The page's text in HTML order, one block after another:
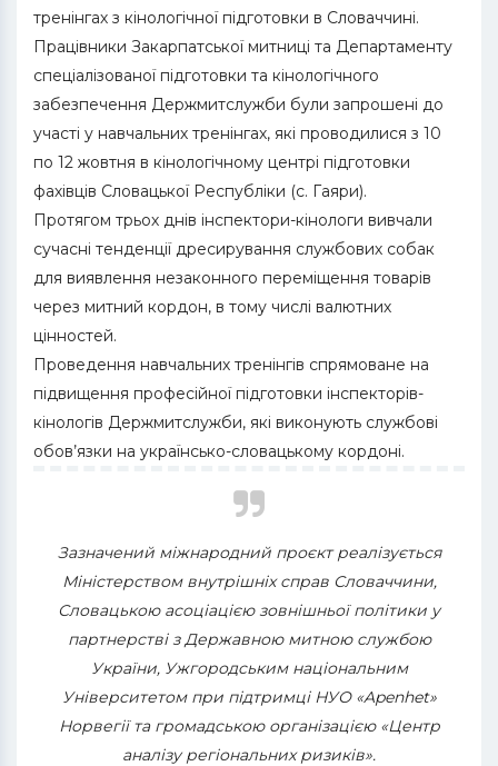
тренінгах з кінологічної підготовки в Словаччині.
Працівники Закарпатської митниці та Департаменту
спеціалізованої підготовки та кінологічного
забезпечення Держмитслужби були запрошені до
участі у навчальних тренінгах, які проводилися з 10
по 12 жовтня в кінологічному центрі підготовки
фахівців Словацької Республіки (с. Гаяри).
Протягом трьох днів інспектори-кінологи вивчали
сучасні тенденції дресирування службових собак
для виявлення незаконного переміщення товарів
через митний кордон, в тому числі валютних
цінностей.
Проведення навчальних тренінгів спрямоване на
підвищення професійної підготовки інспекторів-
кінологів Держмитслужби, які виконують службові
обов’язки на українсько-словацькому кордоні.
Зазначений міжнародний проєкт реалізується
Міністерством внутрішніх справ Словаччини,
Словацькою асоціацією зовнішньої політики у
партнерстві з Державною митною службою
України, Ужгородським національним
Університетом при підтримці НУО «Apenhet»
Норвегії та громадською організацією «Центр
аналізу регіональних ризиків».